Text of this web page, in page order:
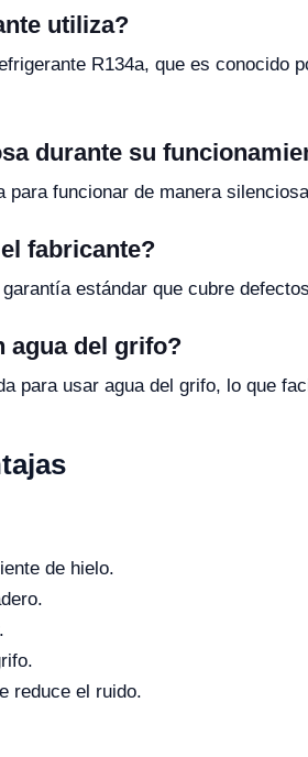
utiliza?
R134a, que es
durante su
para funcionar de manera
fabricante?
estándar que cubre
agua del grifo?
para usar agua del grifo, lo que
de hielo.
reduce el ruido.